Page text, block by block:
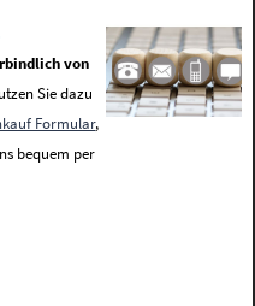
von
Sie dazu
Formular,
bequem per